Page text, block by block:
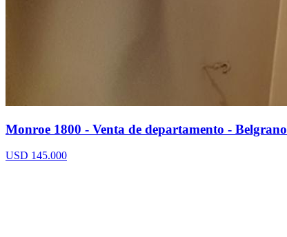
Monroe 1800 - Venta de departamento - Belgrano
USD 145.000